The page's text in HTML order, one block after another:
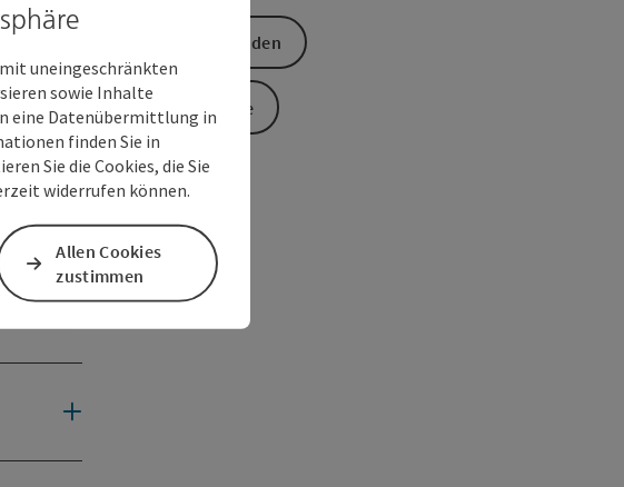
Anfrage senden
Zur Website
uneingeschränkten
sowie Inhalte
eine Datenübermittlung in
finden Sie in
Sie die Cookies, die Sie
widerrufen können.
Allen Cookies
zustimmen